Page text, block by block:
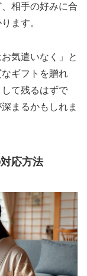
相手の好みに合
ます。
気遣いなく」と
ギフトを贈れ
て残るはずで
まるかもしれま
応方法